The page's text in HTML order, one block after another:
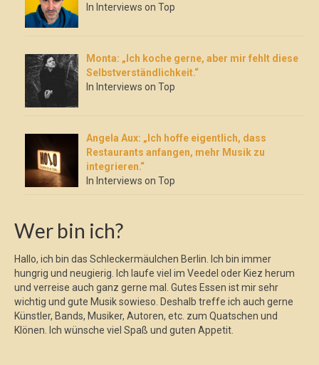
In Interviews on Top
Monta: „Ich koche gerne, aber mir fehlt diese
Selbstverständlichkeit.“
In Interviews on Top
Angela Aux: „Ich hoffe eigentlich, dass
Restaurants anfangen, mehr Musik zu
integrieren.“
In Interviews on Top
Wer bin ich?
Hallo, ich bin das Schleckermäulchen Berlin. Ich bin immer
hungrig und neugierig. Ich laufe viel im Veedel oder Kiez herum
und verreise auch ganz gerne mal. Gutes Essen ist mir sehr
wichtig und gute Musik sowieso. Deshalb treffe ich auch gerne
Künstler, Bands, Musiker, Autoren, etc. zum Quatschen und
Klönen. Ich wünsche viel Spaß und guten Appetit.